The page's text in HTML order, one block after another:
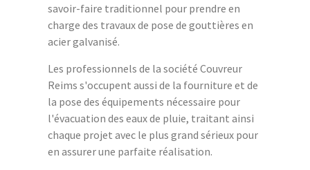
savoir-faire traditionnel pour prendre en
charge des travaux de pose de gouttières en
acier galvanisé.
Les professionnels de la société Couvreur
Reims s'occupent aussi de la fourniture et de
la pose des équipements nécessaire pour
l'évacuation des eaux de pluie, traitant ainsi
chaque projet avec le plus grand sérieux pour
en assurer une parfaite réalisation.